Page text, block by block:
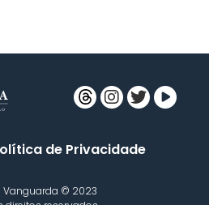
de Privacidade
Vanguarda © 2023